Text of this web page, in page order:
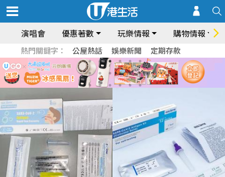
演唱會 優惠著數 玩樂情報 購物情報
熱門關鍵字： 公屋熱話 娛樂新聞 定期存款